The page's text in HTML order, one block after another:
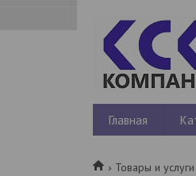
Главная
Товары и услуги